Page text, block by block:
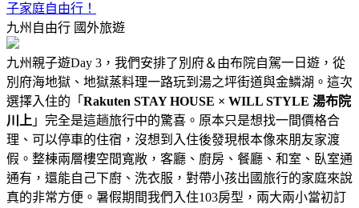
子家庭自由行！
九州自由行 國外旅遊
九州親子遊Day 3，我們安排了別府＆由布院自駕一日遊，從
別府海地獄、地獄蒸料理一路玩到湯之坪街道與金鱗湖。這次
選擇入住的「 Rakuten STAY HOUSE × WILL STYLE 湯布院
川上 」完全是這趟旅行中的驚喜。原本只是想找一間價格合
理、可以停車的住宿，沒想到入住後發現根本像來朋友家渡
假。整棟兩層樓空間寬敞，客廳、廚房、餐廳、和室、臥室通
通有，還能自己下廚、洗衣服，對帶小孩出國旅行的家庭來說
真的非常方便。暑假期間我們入住103房型，兩大兩小當初訂